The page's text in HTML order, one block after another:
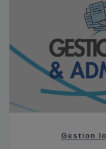
Gestion